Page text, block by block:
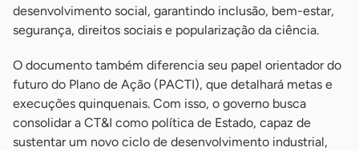
desenvolvimento social, garantindo inclusão, bem-estar,
segurança, direitos sociais e popularização da ciência.
O documento também diferencia seu papel orientador do
futuro do Plano de Ação (PACTI), que detalhará metas e
execuções quinquenais. Com isso, o governo busca
consolidar a CT&I como política de Estado, capaz de
sustentar um novo ciclo de desenvolvimento industrial,